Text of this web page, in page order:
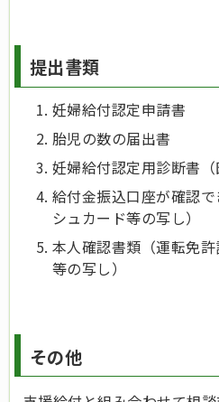
提出書類
妊婦給付認定申請書
胎児の数の届出書
妊婦給付認定用診断書（
給付金振込口座が確認
シュカード等の写し）
本人確認書類（運転免
等の写し）
その他